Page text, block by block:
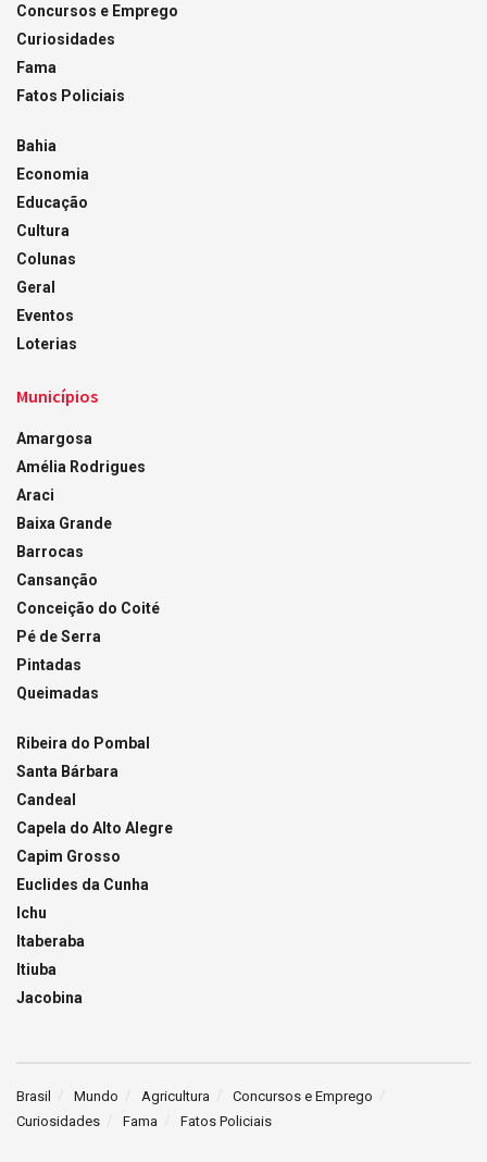
Concursos e Emprego
Curiosidades
Fama
Fatos Policiais
Bahia
Economia
Educação
Cultura
Colunas
Geral
Eventos
Loterias
Municípios
Amargosa
Amélia Rodrigues
Araci
Baixa Grande
Barrocas
Cansanção
Conceição do Coité
Pé de Serra
Pintadas
Queimadas
Ribeira do Pombal
Santa Bárbara
Candeal
Capela do Alto Alegre
Capim Grosso
Euclides da Cunha
Ichu
Itaberaba
Itiuba
Jacobina
Brasil Mundo Agricultura
Concursos e Emprego
Curiosidades
Fama Fatos Policiais